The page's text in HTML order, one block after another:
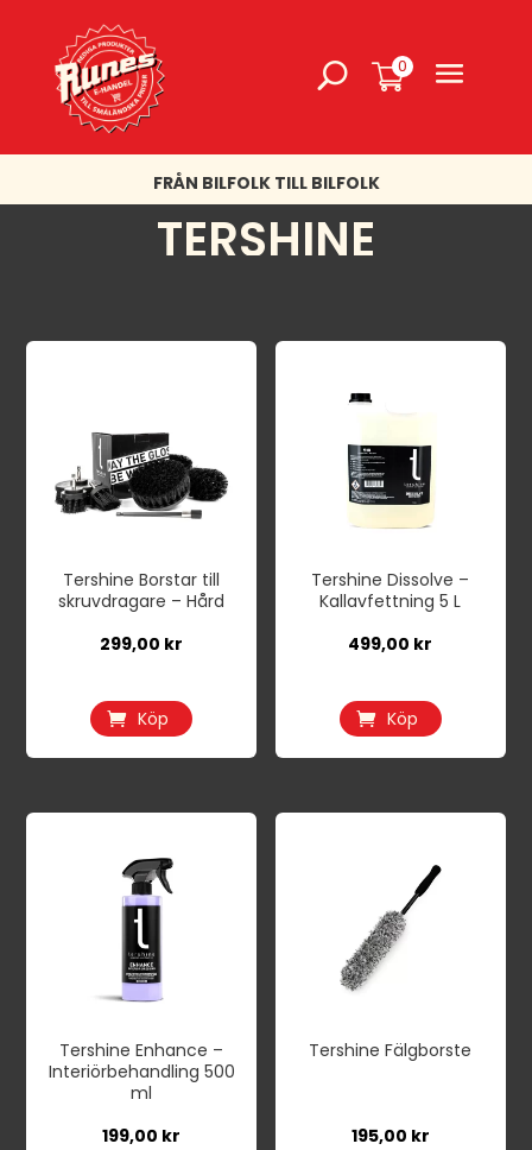
0
FRÅN BILFOLK TILL BILFOLK
TERSHINE
Tershine Borstar till
skruvdragare – Hård
299,00 kr
Köp
Tershine Dissolve –
Kallavfettning 5 L
499,00 kr
Köp
Tershine Enhance –
Interiörbehandling 500
ml
199,00 kr
Tershine Fälgborste
195,00 kr